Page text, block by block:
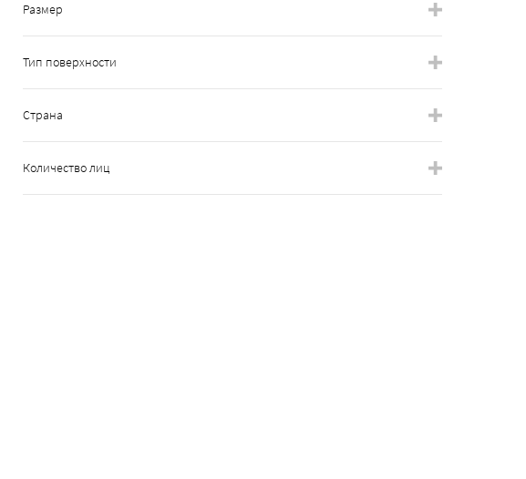
Размер
Тип поверхности
Страна
Количество лиц